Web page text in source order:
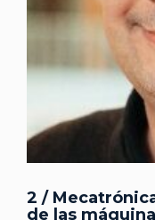
2 /
de las